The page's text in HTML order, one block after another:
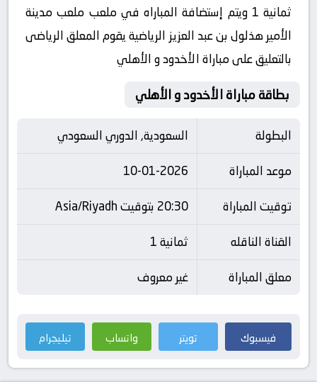
ثمانية 1 ويتم إستضافة المباراه في ملعب ملعب مدينة
الأمير هذلول بن عبد العزيز الرياضية يقوم المعلق الرياضى
بالتعليق على مباراة الأخدود و الأهلي
بطاقة مباراة الأخدود و الأهلي
البطولة
السعودية, الدوري السعودي
موعد المباراة
10-01-2026
توقيت المباراة
20:30 بتوقيت Asia/Riyadh
القناة الناقله
ثمانية 1
معلق المباراة
غير معروف
فيسبوك تويتر واتساب تيليجرام